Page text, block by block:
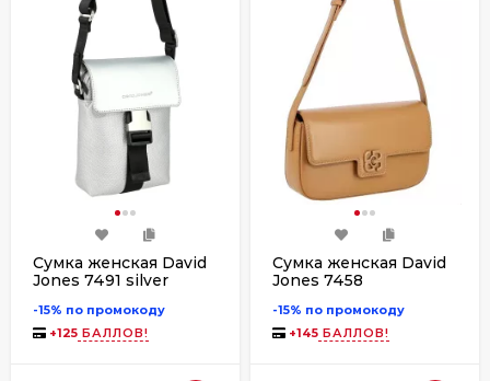
Сумка женская David
Jones 7491 silver
-15% по промокоду
+125 БАЛЛОВ!
Сумка женская David
Jones 7458
-15% по промокоду
+145 БАЛЛОВ!